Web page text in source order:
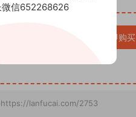
立即购买
https://lanfucai.com/2753
微信652268626